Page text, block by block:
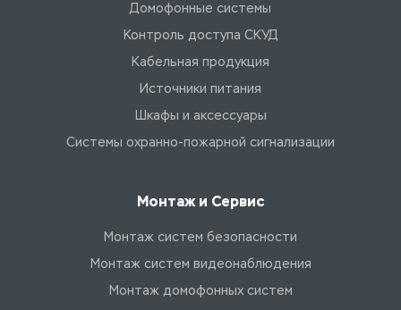
Домофонные системы
Контроль доступа СКУД
Кабельная продукция
Источники питания
Шкафы и аксессуары
Системы охранно-пожарной сигнализации
Монтаж и Сервис
Монтаж систем безопасности
Монтаж систем видеонаблюдения
Монтаж домофонных систем